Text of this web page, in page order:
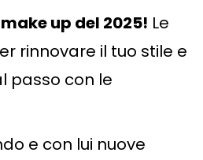
up del 2025! Le
rinnovare il tuo stile e
passo con le
e con lui nuove